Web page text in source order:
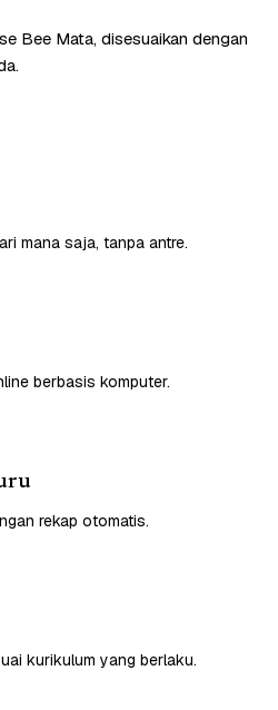
Bee Mata, disesuaikan dengan
mana saja, tanpa antre.
berbasis komputer.
rekap otomatis.
kurikulum yang berlaku.